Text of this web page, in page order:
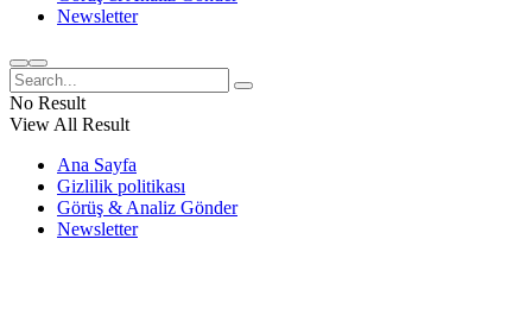
Newsletter
No Result
View All Result
Ana Sayfa
Gizlilik politikası
Görüş & Analiz Gönder
Newsletter